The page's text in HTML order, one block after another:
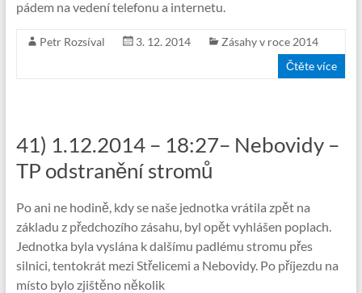
pádem na vedení telefonu a internetu.
Petr Rozsíval 3. 12. 2014
Zásahy v roce 2014
Čtěte více
41) 1.12.2014 – 18:27– Nebovidy –
TP odstranění stromů
Po ani ne hodině, kdy se naše jednotka vrátila zpět na
základu z předchozího zásahu, byl opět vyhlášen poplach.
Jednotka byla vyslána k dalšímu padlému stromu přes
silnici, tentokrát mezi Střelicemi a Nebovidy. Po příjezdu na
místo bylo zjištěno několik